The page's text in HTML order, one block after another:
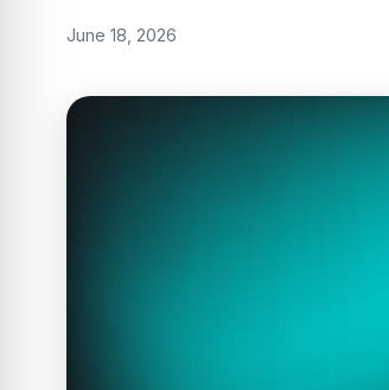
June 18, 2026